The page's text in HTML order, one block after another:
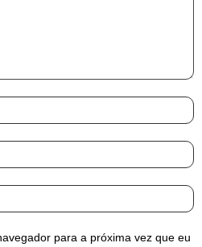
para a próxima vez que eu